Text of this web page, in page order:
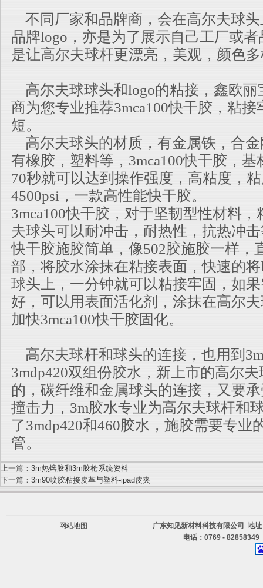
不同厂家和品牌商，会在高尔夫球
品牌logo，亦是为了展示自己工厂或
是让高尔夫球杆更漂亮，美观，颜色
高尔夫球球头和logo的粘接，鑫欧
商为您专业推荐3mca100快干胶，粘
短。
高尔夫球头的材质，有金属铁，合金
有橡胶，塑料等，3mca100快干胶，基
70秒就可以达到操作强度，高粘度，
4500psi，一款高性能快干胶。
3mca100快干胶，对于坚韧型性材料
夫球头可以耐冲击，耐热性，抗热冲击
快干胶施胶简单，像502胶施胶一样，
部，将胶水涂抹在粘接表面，快速的
球头上，一分钟就可以粘接牢固，如
好，可以用表面活化剂，涂抹在高尔
加快3mca100快干胶固化。
高尔夫球杆和球头的连接，也用到
3mdp420双组份胶水，新上市的高尔
的，碳纤维和金属球头的连接，又要
撞击力，3m胶水专业为高尔夫球杆和
了3mdp420和460胶水，施胶需要专业
管。
上一篇： 3m热熔胶和3m胶枪系统资料
下一篇： 3m90喷胶粘接皮革与塑料-ipad皮夹
网站地图
广东知见新材料科技有限公司 地
电话：0769 -